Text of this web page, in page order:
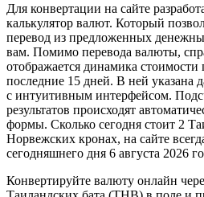
Для конвертации на сайте
калькулятор валют. Который
перевод из предложенных
вам. Помимо перевода валюты,
отображается динамика
последние 15 дней. В ней указана
с интуитивным интерфейсом.
результатов происходят
формы. Сколько сегодня стоит 2
Норвежских кронах, на сайте
сегодняшнего дня 6 августа 2026
Конвертируйте валюту онлайн